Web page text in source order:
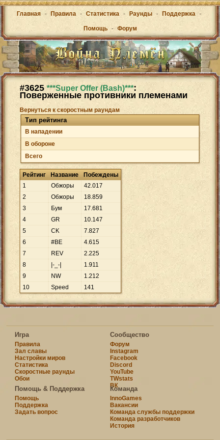
Главная - Правила - Статистика - Раунды - Поддержка -
Помощь - Форум
#3625***Super Offer (Bash)***:
Поверженные противники племенами
Вернуться к скоростным раундам
Тип рейтинга
В нападении
В обороне
Всего
Рейтинг Название
Побеждены
1
Oбжоры 42.017
2
Обжоры 18.859
3
Бум 17.681
4
GR 10.147
5
CK 7.827
6
#BE 4.615
7
REV 2.225
8
|-_-| 1.911
9
NW 1.212
10
Speed 141
Игра
Правила
Зал славы
Настройки миров
Статистика
Скоростные раунды
Обои
Сообщество
Форум
Instagram
Facebook
Discord
YouTube
TWstats
ВК
Помощь & Поддержка
Помощь
Поддержка
Задать вопрос
Команда
InnoGames
Вакансии
Команда службы поддержки
Команда разработчиков
История